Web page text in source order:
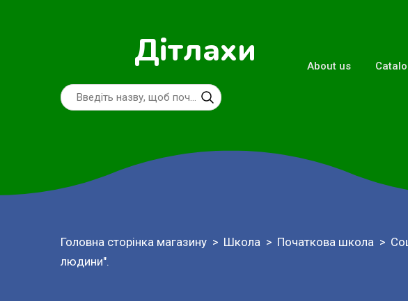
Дітлахи About us
Головна сторінка магазину Школа Початкова школа
людини".